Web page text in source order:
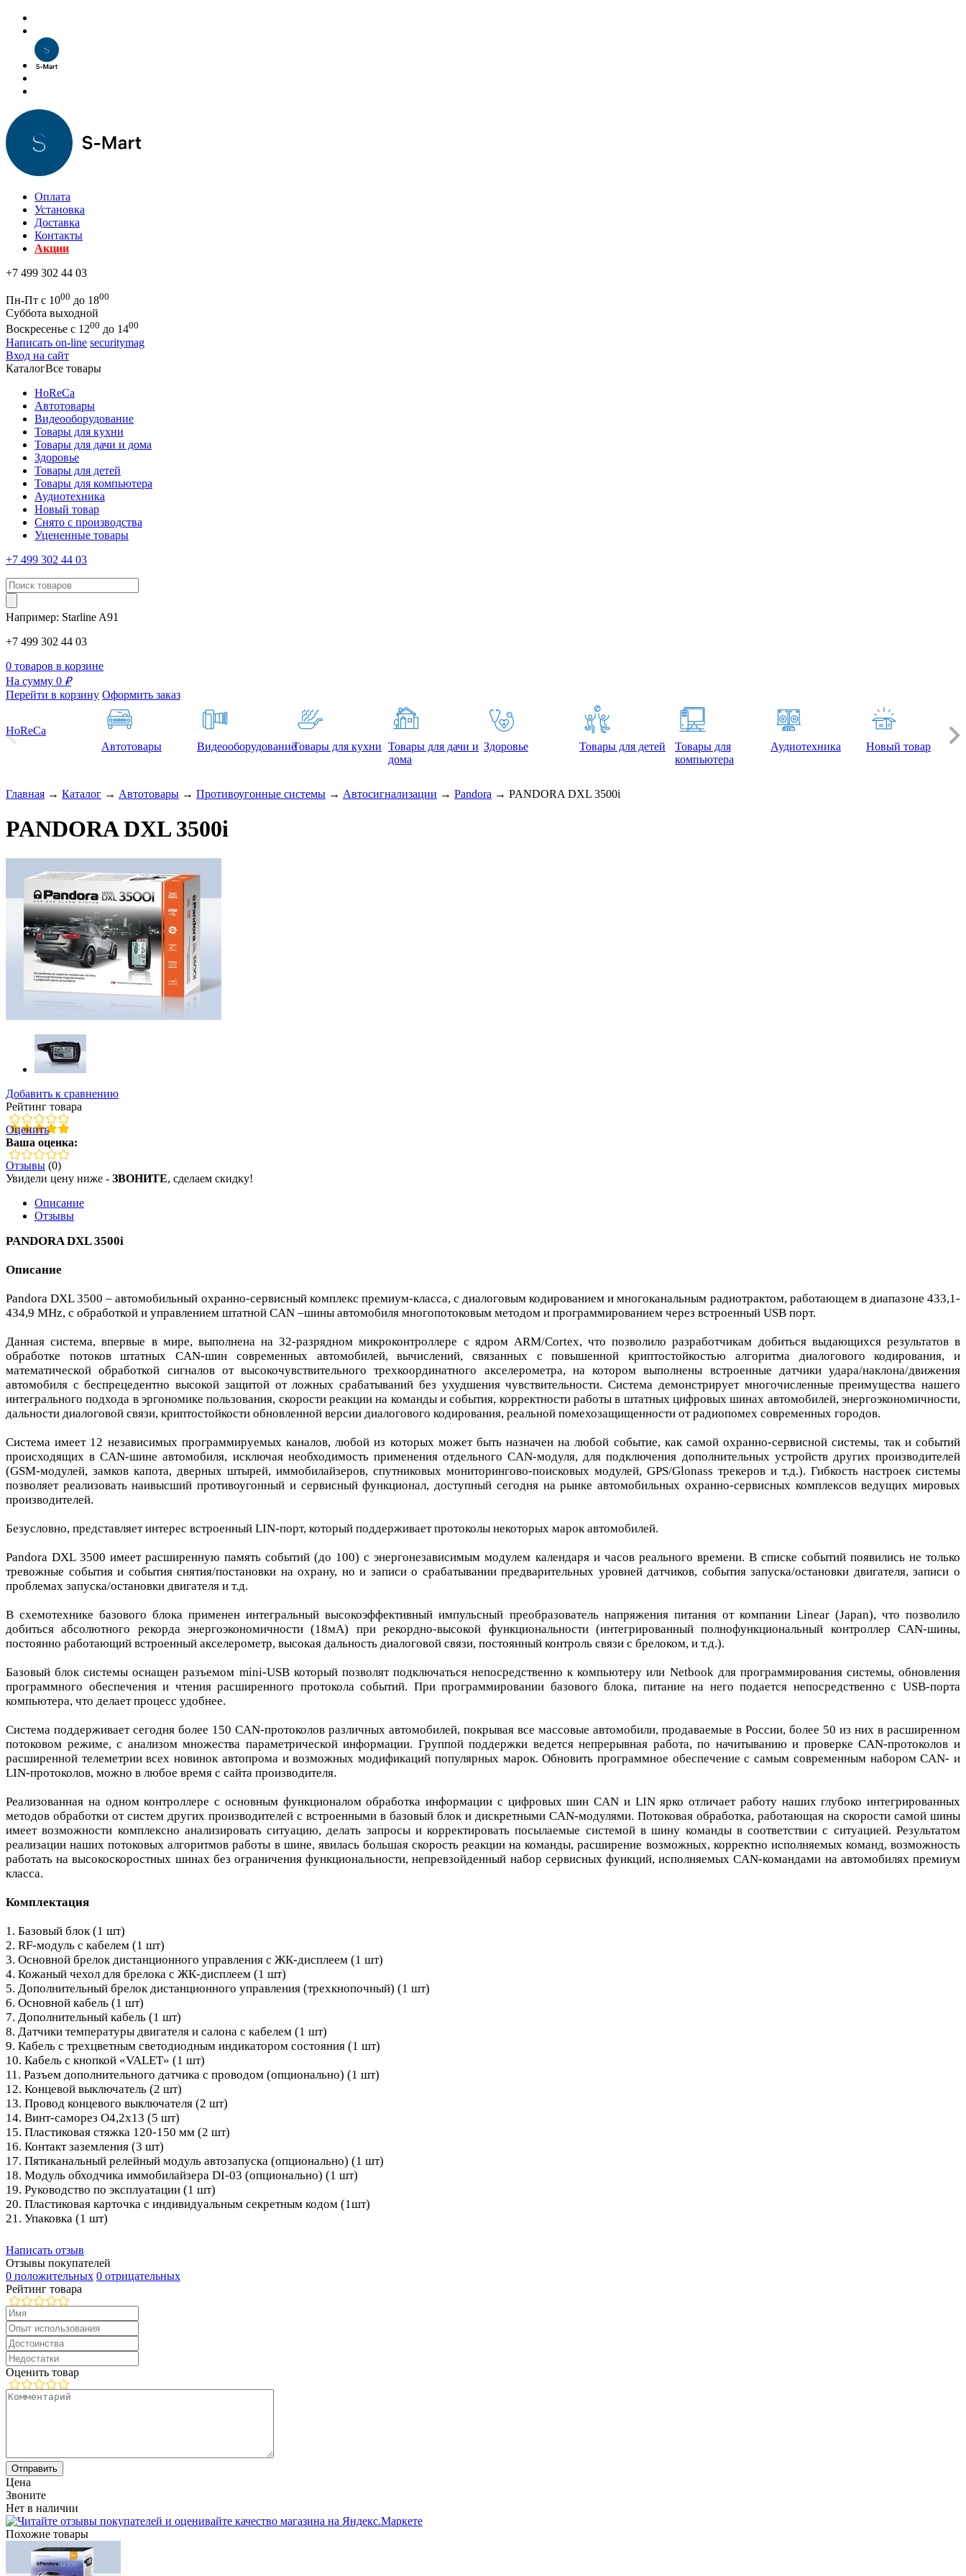
Оплата
Установка
Доставка
Контакты
Акции
+7 499 302 44 03
Пн-Пт с 1000 до 1800
Суббота выходной
Воскресенье с 1200 до 1400
Написать on-line securitymag
Вход на сайт
КаталогВсе товары
HoReCa
Автотовары
Видеооборудование
Товары для кухни
Товары для дачи и дома
Здоровье
Товары для детей
Товары для компьютера
Аудиотехника
Новый товар
Снято с производства
Уцененные товары
+7 499 302 44 03
Например: Starline A91
+7 499 302 44 03
0 товаров в корзине
На сумму 0 ₽
Перейти в корзину Оформить заказ
HoReCa
Автотовары
ВидеооборудованиеТовары для кухни Товары для дачи и
дома
Здоровье Товары для детей
Товары для
компьютера
Аудиотехника Новый товар
Главная → Каталог → Автотовары → Противоугонные системы → Автосигнализации → Pandora → PANDORA DXL 3500i
PANDORA DXL 3500i
Добавить к сравнению
Рейтинг товара
Оценить
Ваша оценка:
Отзывы (0)
Увидели цену ниже - ЗВОНИТЕ, сделаем скидку!
Описание
Отзывы
PANDORA DXL 3500i
Описание
Pandora DXL 3500 – автомобильный охранно-сервисный комплекс премиум-класса, с диалоговым кодированием и многоканальным радиотрактом, работающем в диапазоне 433,1-
434,9 MHz, с обработкой и управлением штатной CAN –шины автомобиля многопотоковым методом и программированием через встроенный USB порт.
Данная система, впервые в мире, выполнена на 32-разрядном микроконтроллере с ядром ARM/Cortex, что позволило разработчикам добиться выдающихся результатов в
обработке потоков штатных CAN-шин современных автомобилей, вычислений, связанных с повышенной криптостойкостью алгоритма диалогового кодирования, и
математической обработкой сигналов от высокочувствительного трехкоординатного акселерометра, на котором выполнены встроенные датчики удара/наклона/движения
автомобиля с беспрецедентно высокой защитой от ложных срабатываний без ухудшения чувствительности. Система демонстрирует многочисленные преимущества нашего
интегрального подхода в эргономике пользования, скорости реакции на команды и события, корректности работы в штатных цифровых шинах автомобилей, энергоэкономичности,
дальности диалоговой связи, криптостойкости обновленной версии диалогового кодирования, реальной помехозащищенности от радиопомех современных городов.
Система имеет 12 независимых программируемых каналов, любой из которых может быть назначен на любой событие, как самой охранно-сервисной системы, так и событий
происходящих в CAN-шине автомобиля, исключая необходимость применения отдельного CAN-модуля, для подключения дополнительных устройств других производителей
(GSM-модулей, замков капота, дверных штырей, иммобилайзеров, спутниковых мониторингово-поисковых модулей, GPS/Glonass трекеров и т.д.). Гибкость настроек системы
позволяет реализовать наивысший противоугонный и сервисный функционал, доступный сегодня на рынке автомобильных охранно-сервисных комплексов ведущих мировых
производителей.
Безусловно, представляет интерес встроенный LIN-порт, который поддерживает протоколы некоторых марок автомобилей.
Pandora DXL 3500 имеет расширенную память событий (до 100) с энергонезависимым модулем календаря и часов реального времени. В списке событий появились не только
тревожные события и события снятия/постановки на охрану, но и записи о срабатывании предварительных уровней датчиков, события запуска/остановки двигателя, записи о
проблемах запуска/остановки двигателя и т.д.
В схемотехнике базового блока применен интегральный высокоэффективный импульсный преобразователь напряжения питания от компании Linear (Japan), что позволило
добиться абсолютного рекорда энергоэкономичности (18мА) при рекордно-высокой функциональности (интегрированный полнофункциональный контроллер CAN-шины,
постоянно работающий встроенный акселерометр, высокая дальность диалоговой связи, постоянный контроль связи с брелоком, и т.д.).
Базовый блок системы оснащен разъемом mini-USB который позволят подключаться непосредственно к компьютеру или Netbook для программирования системы, обновления
программного обеспечения и чтения расширенного протокола событий. При программировании базового блока, питание на него подается непосредственно с USB-порта
компьютера, что делает процесс удобнее.
Система поддерживает сегодня более 150 CAN-протоколов различных автомобилей, покрывая все массовые автомобили, продаваемые в России, более 50 из них в расширенном
потоковом режиме, с анализом множества параметрической информации. Группой поддержки ведется непрерывная работа, по начитыванию и проверке CAN-протоколов и
расширенной телеметрии всех новинок автопрома и возможных модификаций популярных марок. Обновить программное обеспечение с самым современным набором CAN- и
LIN-протоколов, можно в любое время с сайта производителя.
Реализованная на одном контроллере с основным функционалом обработка информации с цифровых шин CAN и LIN ярко отличает работу наших глубоко интегрированных
методов обработки от систем других производителей с встроенными в базовый блок и дискретными CAN-модулями. Потоковая обработка, работающая на скорости самой шины
имеет возможности комплексно анализировать ситуацию, делать запросы и корректировать посылаемые системой в шину команды в соответствии с ситуацией. Результатом
реализации наших потоковых алгоритмов работы в шине, явилась большая скорость реакции на команды, расширение возможных, корректно исполняемых команд, возможность
работать на высокоскоростных шинах без ограничения функциональности, непревзойденный набор сервисных функций, исполняемых CAN-командами на автомобилях премиум
класса.
Комплектация
1. Базовый блок (1 шт)
2. RF-модуль с кабелем (1 шт)
3. Основной брелок дистанционного управления c ЖК-дисплеем (1 шт)
4. Кожаный чехол для брелока с ЖК-дисплеем (1 шт)
5. Дополнительный брелок дистанционного управления (трехкнопочный) (1 шт)
6. Основной кабель (1 шт)
7. Дополнительный кабель (1 шт)
8. Датчики температуры двигателя и салона с кабелем (1 шт)
9. Кабель с трехцветным светодиодным индикатором состояния (1 шт)
10. Кабель с кнопкой «VALET» (1 шт)
11. Разъем дополнительного датчика с проводом (опционально) (1 шт)
12. Концевой выключатель (2 шт)
13. Провод концевого выключателя (2 шт)
14. Винт-саморез O4,2х13 (5 шт)
15. Пластиковая стяжка 120-150 мм (2 шт)
16. Контакт заземления (3 шт)
17. Пятиканальный релейный модуль автозапуска (опционально) (1 шт)
18. Модуль обходчика иммобилайзера DI-03 (опционально) (1 шт)
19. Руководство по эксплуатации (1 шт)
20. Пластиковая карточка с индивидуальным секретным кодом (1шт)
21. Упаковка (1 шт)
Написать отзыв
Отзывы покупателей
0 положительных 0 отрицательных
Рейтинг товара
Оценить товар
Цена
Звоните
Нет в наличии
Похожие товары